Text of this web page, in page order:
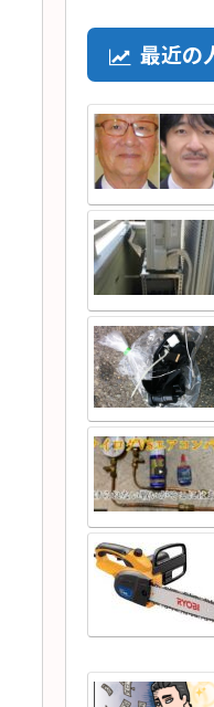
最近の